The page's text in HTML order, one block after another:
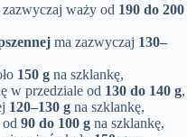
zazwyczaj waży od 190 do 200
ma zazwyczaj 130–
150 g na szklankę,
w przedziale od 130 do 140 g,
120–130 g na szklankę,
90 do 100 g na szklankę,